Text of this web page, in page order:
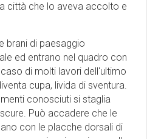
città che lo aveva accolto e
brani di paesaggio
ed entrano nel quadro con
di molti lavori dell'ultimo
cupa, livida di sventura.
conosciuti si staglia
Può accadere che le
con le placche dorsali di